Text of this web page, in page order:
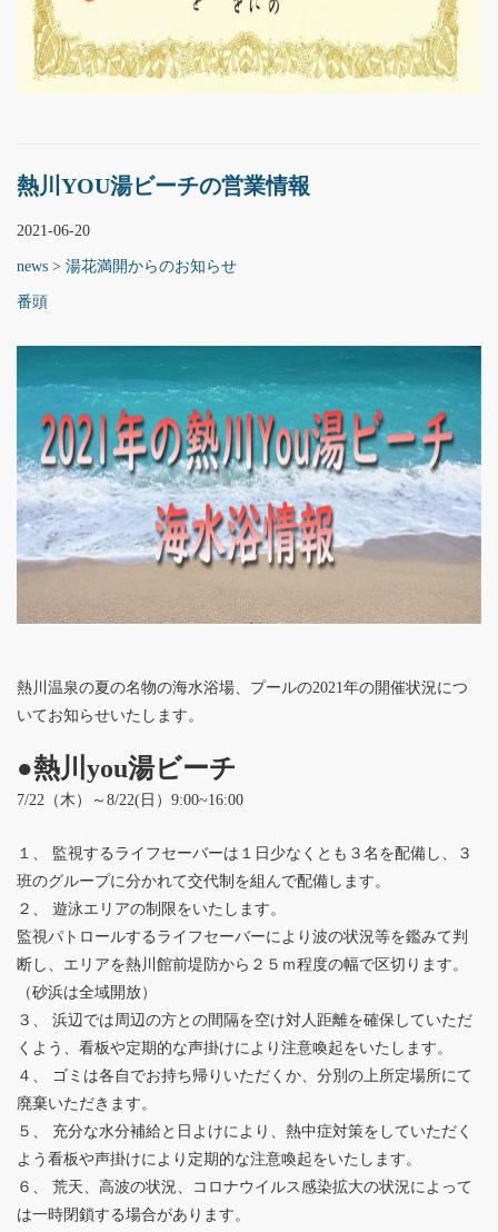
熱川YOU湯ビーチの営業情報
2021-06-20
news > 湯花満開からのお知らせ
番頭
熱川温泉の夏の名物の海水浴場、プールの2021年の開催状況につ
いてお知らせいたします。
●熱川you湯ビーチ
7/22（木）～8/22(日）9:00~16:00
１、 監視するライフセーバーは１日少なくとも３名を配備し、３
班のグループに分かれて交代制を組んで配備します。
２、 遊泳エリアの制限をいたします。
監視パトロールするライフセーバーにより波の状況等を鑑みて判
断し、エリアを熱川館前堤防から２５ｍ程度の幅で区切ります。
（砂浜は全域開放）
３、 浜辺では周辺の方との間隔を空け対人距離を確保していただ
くよう、看板や定期的な声掛けにより注意喚起をいたします。
４、 ゴミは各自でお持ち帰りいただくか、分別の上所定場所にて
廃棄いただきます。
５、 充分な水分補給と日よけにより、熱中症対策をしていただく
よう看板や声掛けにより定期的な注意喚起をいたします。
６、 荒天、高波の状況、コロナウイルス感染拡大の状況によって
は一時閉鎖する場合があります。